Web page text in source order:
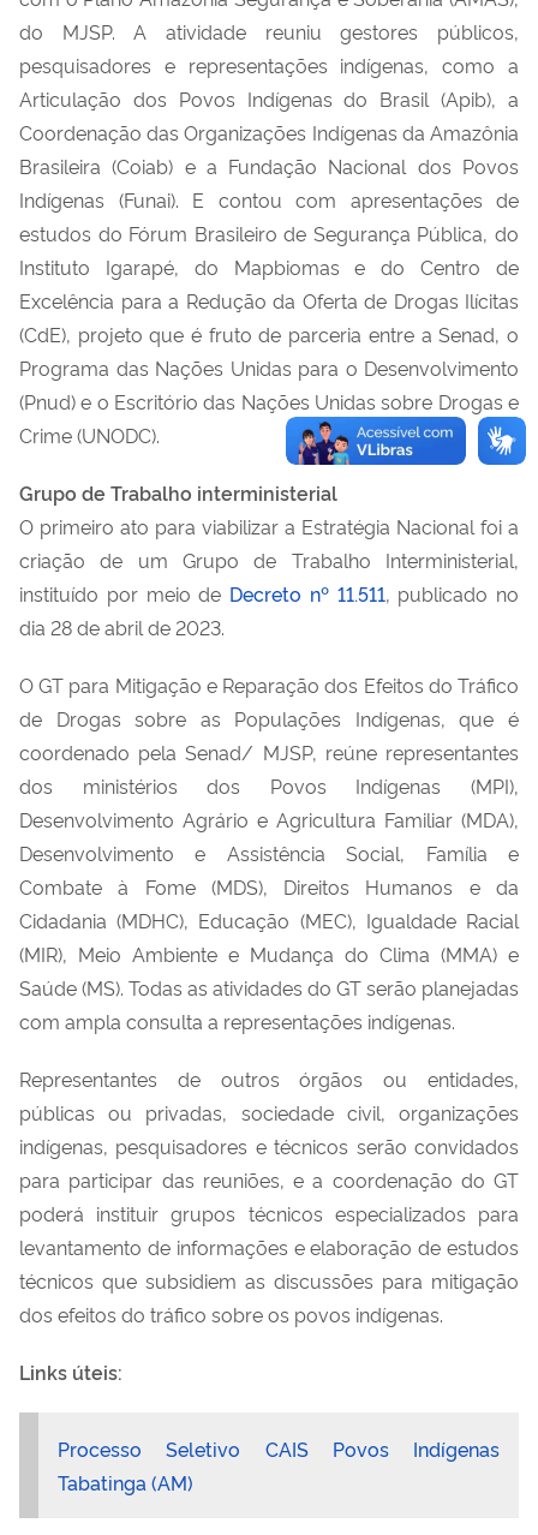
do MJSP. A atividade reuniu gestores públicos,
pesquisadores e representações indígenas, como a
Articulação dos Povos Indígenas do Brasil (Apib), a
Coordenação das Organizações Indígenas da Amazônia
Brasileira (Coiab) e a Fundação Nacional dos Povos
Indígenas (Funai). E contou com apresentações de
estudos do Fórum Brasileiro de Segurança Pública, do
Instituto Igarapé, do Mapbiomas e do Centro de
Excelência para a Redução da Oferta de Drogas Ilícitas
(CdE), projeto que é fruto de parceria entre a Senad, o
Programa das Nações Unidas para o Desenvolvimento
(Pnud) e o Escritório das Nações Unidas sobre Drogas e
Crime (UNODC).
Grupo de Trabalho interministerial
O primeiro ato para viabilizar a Estratégia Nacional foi a
criação de um Grupo de Trabalho Interministerial,
instituído por meio de Decreto nº 11.511, publicado no
dia 28 de abril de 2023.
O GT para Mitigação e Reparação dos Efeitos do Tráfico
de Drogas sobre as Populações Indígenas, que é
coordenado pela Senad/ MJSP, reúne representantes
dos ministérios dos Povos Indígenas (MPI),
Desenvolvimento Agrário e Agricultura Familiar (MDA),
Desenvolvimento e Assistência Social, Família e
Combate à Fome (MDS), Direitos Humanos e da
Cidadania (MDHC), Educação (MEC), Igualdade Racial
(MIR), Meio Ambiente e Mudança do Clima (MMA) e
Saúde (MS). Todas as atividades do GT serão planejadas
com ampla consulta a representações indígenas.
Representantes de outros órgãos ou entidades,
públicas ou privadas, sociedade civil, organizações
indígenas, pesquisadores e técnicos serão convidados
para participar das reuniões, e a coordenação do GT
poderá instituir grupos técnicos especializados para
levantamento de informações e elaboração de estudos
técnicos que subsidiem as discussões para mitigação
dos efeitos do tráfico sobre os povos indígenas.
Links úteis:
Processo Seletivo CAIS Povos Indígenas
Tabatinga (AM)